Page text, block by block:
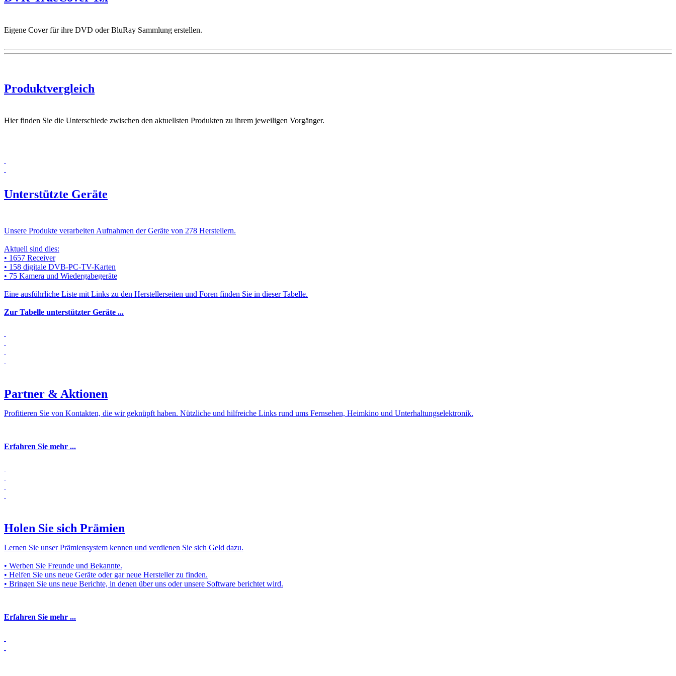
Eigene Cover für ihre DVD oder BluRay Sammlung erstellen.
Produktvergleich
Hier finden Sie die Unterschiede zwischen den aktuellsten Produkten zu ihrem jeweiligen Vorgänger.
Unterstützte Geräte
Unsere Produkte verarbeiten Aufnahmen der Geräte von 278 Herstellern.
Aktuell sind dies:
• 1657 Receiver
• 158 digitale DVB-PC-TV-Karten
• 75 Kamera und Wiedergabegeräte
Eine ausführliche Liste mit Links zu den Herstellerseiten und Foren finden Sie in dieser Tabelle.
Zur Tabelle unterstützter Geräte ...
Partner & Aktionen
Profitieren Sie von Kontakten, die wir geknüpft haben. Nützliche und hilfreiche Links rund ums Fernsehen, Heimkino und Unterhaltungselektronik.
Erfahren Sie mehr ...
Holen Sie sich Prämien
Lernen Sie unser Prämiensystem kennen und verdienen Sie sich Geld dazu.
• Werben Sie Freunde und Bekannte.
• Helfen Sie uns neue Geräte oder gar neue Hersteller zu finden.
• Bringen Sie uns neue Berichte, in denen über uns oder unsere Software berichtet wird.
Erfahren Sie mehr ...